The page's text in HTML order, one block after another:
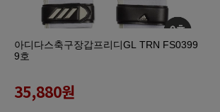
아디다스축구장갑프리디GL TRN FS0399
9호
35,880원